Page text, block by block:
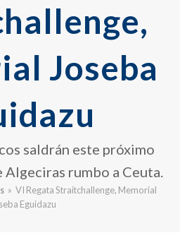
Joseba
saldrán este próximo
Algeciras rumbo a Ceuta.
» VI Regata Straitchallenge, Memorial
Eguidazu